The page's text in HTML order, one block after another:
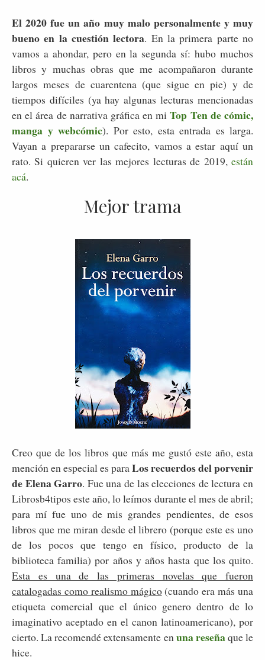
El 2020 fue un año muy malo personalmente y muy
bueno en la cuestión lectora. En la primera parte no
vamos a ahondar, pero en la segunda sí: hubo muchos
libros y muchas obras que me acompañaron durante
largos meses de cuarentena (que sigue en pie) y de
tiempos difíciles (ya hay algunas lecturas mencionadas
en el área de narrativa gráfica en miTop Ten de cómic,
manga y webcómic). Por esto, esta entrada es larga.
Vayan a prepararse un cafecito, vamos a estar aquí un
rato. Si quieren ver las mejores lecturas de 2019, están
acá.
Mejor trama
Creo que de los libros que más me gustó este año, esta
mención en especial es paraLos recuerdos del porvenir
de Elena Garro. Fue una de las elecciones de lectura en
Librosb4tipos este año, lo leímos durante el mes de abril;
para mí fue uno de mis grandes pendientes, de esos
libros que me miran desde el librero (porque este es uno
de los pocos que tengo en físico, producto de la
biblioteca familia) por años y años hasta que los quito.
Esta es una de las primeras novelas que fueron
catalogadas como realismo mágico(cuando era más una
etiqueta comercial que el único genero dentro de lo
imaginativo aceptado en el canon latinoamericano), por
cierto. La recomendé extensamente en una reseñaque le
hice.